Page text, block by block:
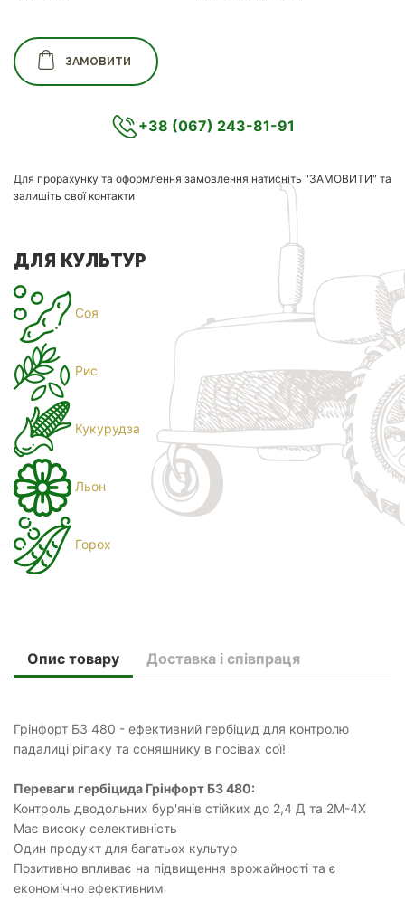
ЗАМОВИТИ
+38 (067) 243-81-91
Для прорахунку та оформлення замовлення натисніть "ЗАМОВИТИ" та
залишіть свої контакти
ДЛЯ КУЛЬТУР
Соя
Рис
Кукурудза
Льон
Горох
Опис товару Доставка і співпраця
Грінфорт БЗ 480 - ефективний гербіцид для контролю
падалиці ріпаку та соняшнику в посівах сої!
Переваги гербіцида Грінфорт БЗ 480:
Контроль дводольних бур'янів стійких до 2,4 Д та 2М-4Х
Має високу селективність
Один продукт для багатьох культур
Позитивно впливає на підвищення врожайності та є
економічно ефективним